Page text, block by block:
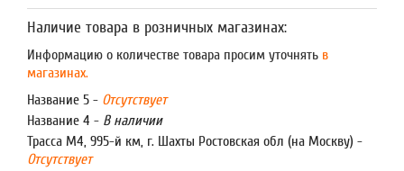
Наличие товара в розничных магазинах:
Информацию о количестве товара просим уточнять в
магазинах.
Название 5 - Отсутствует
Название 4 - В наличии
Трасса М4, 995-й км, г. Шахты Ростовская обл (на Москву) -
Отсутствует